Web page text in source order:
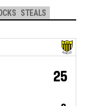
STEALS
25